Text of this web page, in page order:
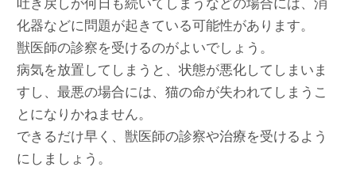
吐き戻しが何日も続いてしまうなどの場合には、消
化器などに問題が起きている可能性があります。
獣医師の診察を受けるのがよいでしょう。
病気を放置してしまうと、状態が悪化してしまいま
すし、最悪の場合には、猫の命が失われてしまうこ
とになりかねません。
できるだけ早く、獣医師の診察や治療を受けるよう
にしましょう。